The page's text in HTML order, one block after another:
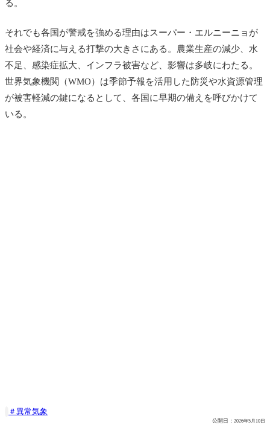
る。
それでも各国が警戒を強める理由はスーパー・エルニーニョが
社会や経済に与える打撃の大きさにある。農業生産の減少、水
不足、感染症拡大、インフラ被害など、影響は多岐にわたる。
世界気象機関（WMO）は季節予報を活用した防災や水資源管理
が被害軽減の鍵になるとして、各国に早期の備えを呼びかけて
いる。
異常気象
公開日： 2026年5月10日